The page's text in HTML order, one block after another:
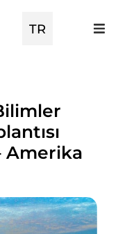
TR
EN
Amerika